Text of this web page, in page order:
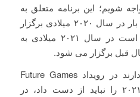
از ۳۰ ناشر مواجه شویم؛ این برنامه متعلق به
رسانه گیمزرادار است که دو بار در سال ۲۰۲۰ میلادی برگزار
شد و این طور که مشخص است در سال ۲۰۲۱ میلادی به
قبل برگزار می شود.
در صورتی که افراد تمایل دارند در رویداد Future Games
Show شرکت کنندف بهار ۲۰۲۱ را نباید از دست داد، در